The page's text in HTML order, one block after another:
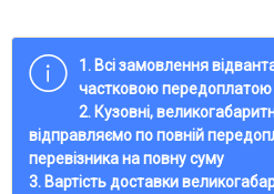
1. Всі замовлення
частковою передоплатою
2. Кузовні,
відправляємо по повній
перевізника на повну суму
3. Вартість доставки